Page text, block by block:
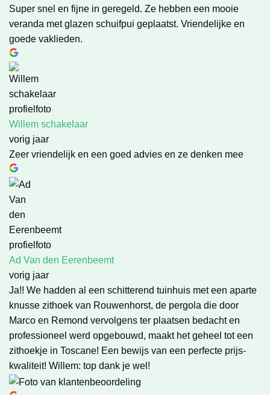
Super snel en fijne in geregeld. Ze hebben een mooie
veranda met glazen schuifpui geplaatst. Vriendelijke en
goede vaklieden.
Willem schakelaar
vorig jaar
Zeer vriendelijk en een goed advies en ze denken mee
Ad Van den Eerenbeemt
vorig jaar
Ja!! We hadden al een schitterend tuinhuis met een aparte
knusse zithoek van Rouwenhorst, de pergola die door
Marco en Remond vervolgens ter plaatsen bedacht en
professioneel werd opgebouwd, maakt het geheel tot een
zithoekje in Toscane! Een bewijs van een perfecte prijs-
kwaliteit! Willem: top dank je wel!